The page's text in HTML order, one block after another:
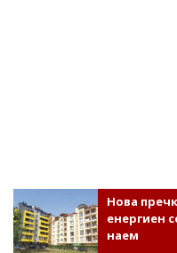
Нова
енергиен
наем